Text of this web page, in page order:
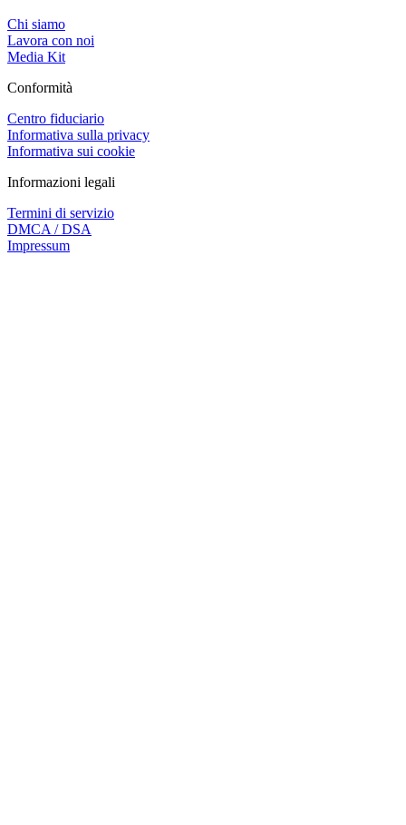
Chi siamo
Lavora con noi
Media Kit
Conformità
Centro fiduciario
Informativa sulla privacy
Informativa sui cookie
Informazioni legali
Termini di servizio
DMCA / DSA
Impressum